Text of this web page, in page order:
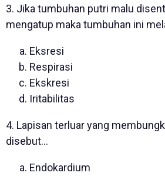
3. Jika tumbuhan putri malu
mengatup maka tumbuhan ini
Eksresi
Respirasi
Ekskresi
Iritabilitas
4. Lapisan terluar yang
disebut…
Endokardium